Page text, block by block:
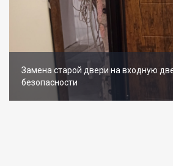
Замена старой двери на входную
безопасности